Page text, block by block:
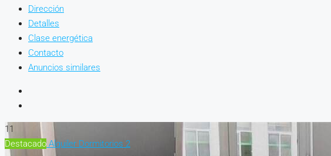
Dirección
Detalles
Clase energética
Contacto
Anuncios similares
11
Destacado Alquiler Dormitorios 2